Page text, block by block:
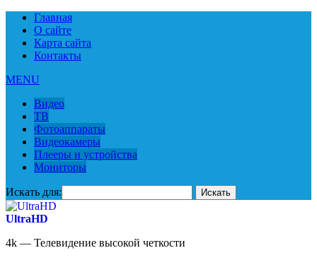
Главная
О сайте
Карта сайта
Контакты
MENU
Видео
ТВ
Фотоаппараты
Видеокамеры
Плееры и устройства
Мониторы
Искать для:
UltraHD
4k — Телевидение высокой четкости